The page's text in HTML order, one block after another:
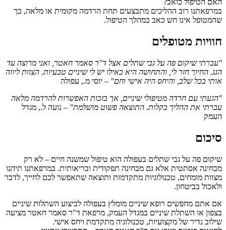
האם הטיפול כואב?
במרפאתנו רוב ההליכים מתבצעים תחת הרדמה מקומית או מלאה, כך
שהמטופל אינו חש כאב במהלך הטיפול.
חוויות מטופלים
"עברתי שיקום פה על גבי שתלים אצל ד"ר סאמר חאטר, ואני מרוצה עד
הגג. החיוך חזר לי, והתחושה היא כאילו יש לי שיניים טבעיות. הצוות ליווה
אותי בכל שלב, והיחס היה אישי וחם" – יוסי מ., עפולה
"הגעתי עם חרדה מטיפולי שיניים, אך בזכות האפשרות להרדמה מלאה
עברתי את ההליך בקלות. התוצאה פשוט מושלמת" – נועה ל., מגדל
העמק
סיכום
שיקום פה על גבי שתלים בעפולה הוא טיפול שמשנה חיים – לא רק
מבחינה אסתטית אלא גם מבחינה תפקודית ובריאותית. במרפאתנו תיהנו
מצוות מומחים, טכנולוגיות מתקדמות ותוצאה שתאפשר לכם לחייך, לדבר
ולאכול בביטחון.
אם אתם מחפשים רופא שיניים מומלץ בעפולה לביצוע השתלות שיניים
בצפון או השתלת שיניים במגדל העמק, מרפאת ד"ר סאמר חאטר מציעה
שילוב נדיר של מקצועיות, טכנולוגיה מתקדמת ויחס אישי.